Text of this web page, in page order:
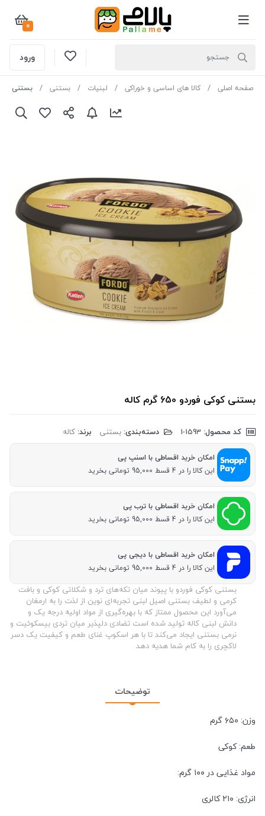
0
ورود
صفحه اصلی کالا های اساسی و خوراکی لبنیات بستنی بستنی کوکی
بستنی کوکی فوردو 650 گرم کاله
کد محصول: دسته‌بندی: بستنی برند: کاله
امکان خرید اقساطی با اسنپ پی
این کالا را در 4 قسط 95,000 تومانی بخرید
امکان خرید اقساطی با ترب پی
این کالا را در 4 قسط 95,000 تومانی بخرید
امکان خرید اقساطی با دیجی پی
این کالا را در 4 قسط 95,000 تومانی بخرید
بستنی کوکی فوردو با پیوند میان تکه‌های ترد و شکلاتی کوکی و بافت
کرمی و لطیف بستنی اصیل لبنی تجربه‌ای نوین از لذت را به ارمغان
می‌آورد این محصول ممتاز که با بهره‌گیری از مواد اولیه درجه یک و
دانش لبنی کاله تولید شده است تضادی دلپذیر میان تردی بیسکوئیت و
نرمی بستنی ایجاد می‌کند تا با هر اسکوپ غنای طعم و کیفیت یک دسر
لاکچری را به کام شما هدیه دهد
توضیحات
وزن: ۶۵۰ گرم
طعم: کوکی
مواد غذایی در ۱۰۰ گرم:
انرژی: ۲۱۰ کالری